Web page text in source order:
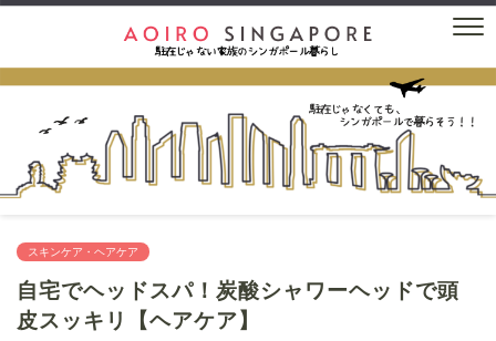
スキンケア・ヘアケア
自宅でヘッドスパ！炭酸シャワーヘッドで頭
皮スッキリ【ヘアケア】